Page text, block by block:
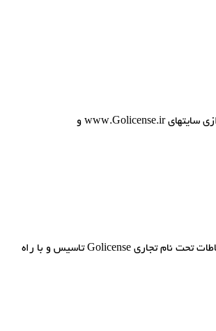
شرکت افزار پرداز هوشمند سورنا در سال ۱۳۹۳ توسط جمعی از فارغ التحصیلان و متخصصین حوزه فناوری اطلاعات و ارتباطات تحت نام تجاری Golicense تاسیس و با راه اندازی سایتهای www.Golicense.ir و
ارائه دهنده راهکارهای جامع شبکه و امنیت اطلاعات شرکت افزار پرداز هوشمند سورنا در سال ۱۳۹۳ توسط جمعی از فارغ التحصیلان و متخصصین حوزه فناوری اطلاعات و ارتباطات تحت نام تجاری Golicense تاسیس و با راه